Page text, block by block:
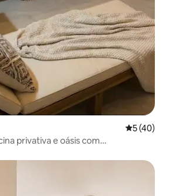
5 de uma
5 (40)
privativa e oásis com